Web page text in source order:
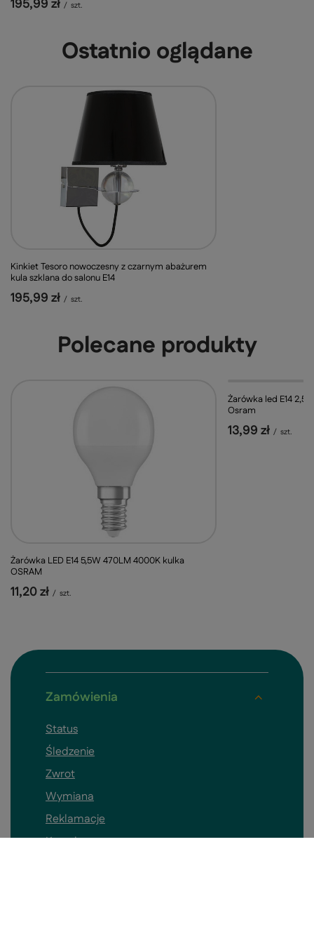
195,99 zł / szt.
Ostatnio oglądane
Kinkiet Tesoro nowoczesny z czarnym abażurem
kula szklana do salonu E14
195,99 zł / szt.
Polecane produkty
Żarówka LED E14 5,5W 470LM 4000K kulka
OSRAM
11,20 zł / szt.
Żarówka led E14
Osram
13,99 zł / szt.
Zamówienia
Status
Śledzenie
Zwrot
Wymiana
Reklamacje
Koszyk